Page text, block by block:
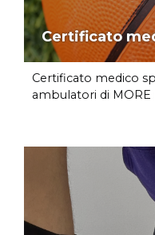
Certificato
Certificato medico
ambulatori di MORE